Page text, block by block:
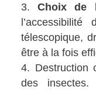
Choix de
télescopique,
être à la fois
Destruction
des insectes.